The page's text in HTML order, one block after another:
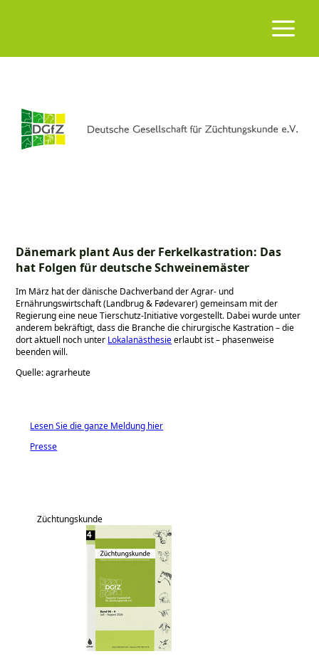
Dänemark plant Aus der Ferkelkastration: Das
hat Folgen für deutsche Schweinemäster
Im März hat der dänische Dachverband der Agrar- und
Ernährungswirtschaft (Landbrug & Fødevarer) gemeinsam mit der
Regierung eine neue Tierschutz-Initiative vorgestellt. Dabei wurde unter
anderem bekräftigt, dass die Branche die chirurgische Kastration – die
dort aktuell noch unter Lokalanästhesieerlaubt ist – phasenweise
beenden will.
Quelle: agrarheute
Lesen Sie die ganze Meldung hier
Presse
Züchtungskunde